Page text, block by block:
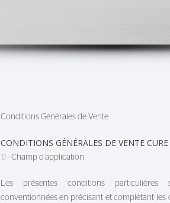
Conditions Générales de Vente
CONDITIONS GÉNÉRALES DE VENTE
1.1 - Champ d'application
Les présentes conditions
conventionnées en précisant et complétant les